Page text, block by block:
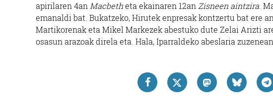
apirilaren 4an Macbetheta ekainaren 12an Zisneen aintzira .
emanaldi bat. Bukatzeko, Hirutek enpresak kontzertu bat ere
Martikorenak eta Mikel Markezek abestuko dute Zelai Arizti
osasun arazoak direla eta. Hala, Iparraldeko abeslaria